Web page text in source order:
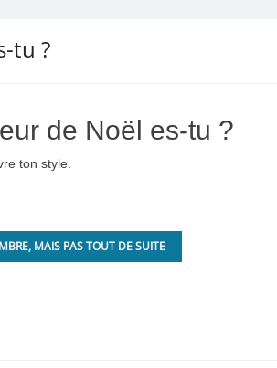
tu ?
de Noël es-tu ?
ton style.
MAIS PAS TOUT DE SUITE